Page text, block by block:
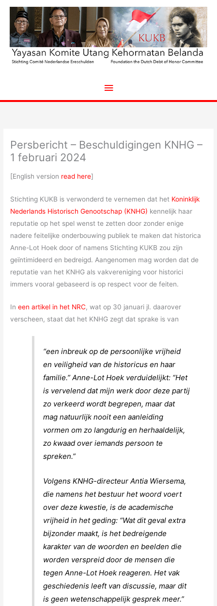
inhoud
Hoofdmenu
Persbericht – Beschuldigingen KNHG –
1 februari 2024
[English version read here]
Stichting KUKB is verwonderd te vernemen dat het Koninklijk
Nederlands Historisch Genootschap (KNHG) kennelijk haar
reputatie op het spel wenst te zetten door zonder enige
nadere feitelijke onderbouwing publiek te maken dat historica
Anne-Lot Hoek door of namens Stichting KUKB zou zijn
geïntimideerd en bedreigd. Aangenomen mag worden dat de
reputatie van het KNHG als vakvereniging voor historici
immers vooral gebaseerd is op respect voor de feiten.
Ineen artikel in het NRC, wat op 30 januari jl. daarover
verscheen, staat dat het KNHG zegt dat sprake is van
“een inbreuk op de persoonlijke vrijheid
en veiligheid van de historicus en haar
familie.” Anne-Lot Hoek verduidelijkt: “Het
is vervelend dat mijn werk door deze partij
zo verkeerd wordt begrepen, maar dat
mag natuurlijk nooit een aanleiding
vormen om zo langdurig en herhaaldelijk,
zo kwaad over iemands persoon te
spreken.”
Volgens KNHG-directeur Antia Wiersema,
die namens het bestuur het woord voert
over deze kwestie, is de academische
vrijheid in het geding: “Wat dit geval extra
bijzonder maakt, is het bedreigende
karakter van de woorden en beelden die
worden verspreid door de mensen die
tegen Anne-Lot Hoek reageren. Het vak
geschiedenis leeft van discussie, maar dit
is geen wetenschappelijk gesprek meer.”